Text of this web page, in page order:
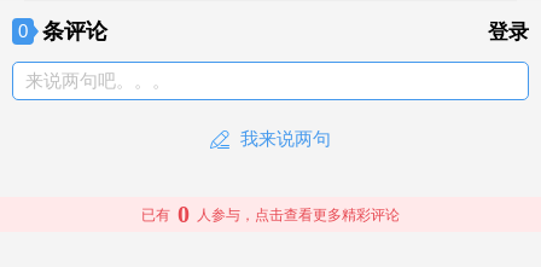
0 条评论 登录
来说两句吧。。。
我来说两句
已有 0 人参与，点击查看更多精彩评论